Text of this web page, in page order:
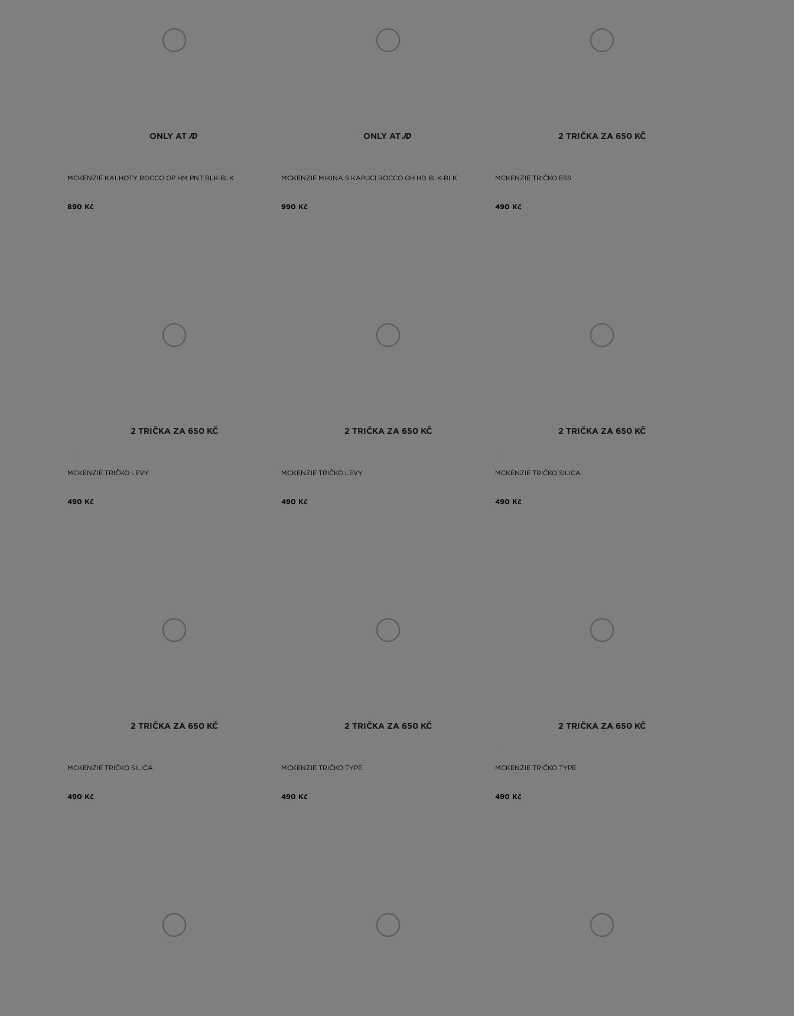
ONLY AT
MCKENZIE KALHOTY ROCCO OP HM PNT BLK-BLK
890 Kč
ONLY AT
MCKENZIE MIKINA S KAPUCÍ ROCCO OH HD BLK-BLK
990 Kč
2 TRIČKA ZA 650 KČ
MCKENZIE TRIČKO ESS
490 Kč
2 TRIČKA ZA 650 KČ
MCKENZIE TRIČKO LEVY
490 Kč
2 TRIČKA ZA 650 KČ
MCKENZIE TRIČKO LEVY
490 Kč
2 TRIČKA ZA 650 KČ
MCKENZIE TRIČKO SILICA
490 Kč
2 TRIČKA ZA 650 KČ
MCKENZIE TRIČKO SILICA
490 Kč
2 TRIČKA ZA 650 KČ
MCKENZIE TRIČKO TYPE
490 Kč
2 TRIČKA ZA 650 KČ
MCKENZIE TRIČKO TYPE
490 Kč